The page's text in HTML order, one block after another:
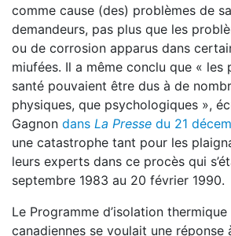
comme cause (des) problèmes de
demandeurs, pas plus que les
ou de corrosion apparus dans
miufées. Il a même conclu que « les
santé pouvaient être dus à de
physiques, que psychologiques »,
Gagnon dans La Presse du 21
une catastrophe tant pour les
leurs experts dans ce procès qui
septembre 1983 au 20 février 1990.
Le Programme d’isolation
canadiennes se voulait une réponse